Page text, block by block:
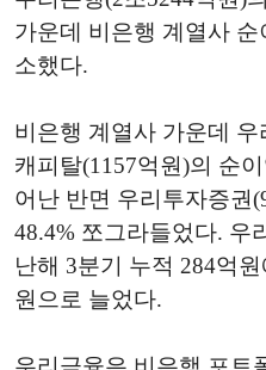
가운데 비은행 계열사
소했다.
비은행 계열사 가운데 우
캐피탈(1157억원)의 순
어난 반면 우리투자증권
48.4% 쪼그라들었다. 우
난해 3분기 누적 284억
원으로 늘었다.